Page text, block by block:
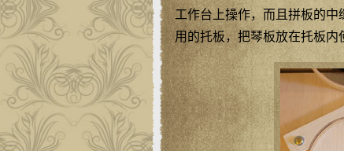
工作台上操作，而且拼板的
用的托板，把琴板放在托板内